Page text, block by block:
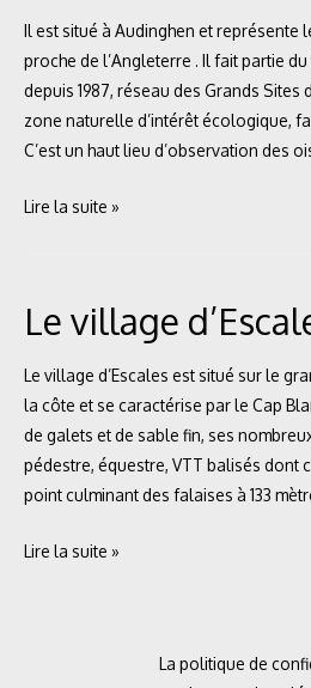
Il est situé à Audinghen et représente
proche de l’Angleterre . Il fait partie
depuis 1987, réseau des Grands Sites
zone naturelle d’intérêt écologique,
C’est un haut lieu d’observation des
Le
Lire la suite »
Le village
Le village d’Escales est situé sur le
la côte et se caractérise par le Cap
de galets et de sable fin, ses
pédestre, équestre, VTT balisés dont
point culminant des falaises à 133
Le
Lire la suite »
La politique de